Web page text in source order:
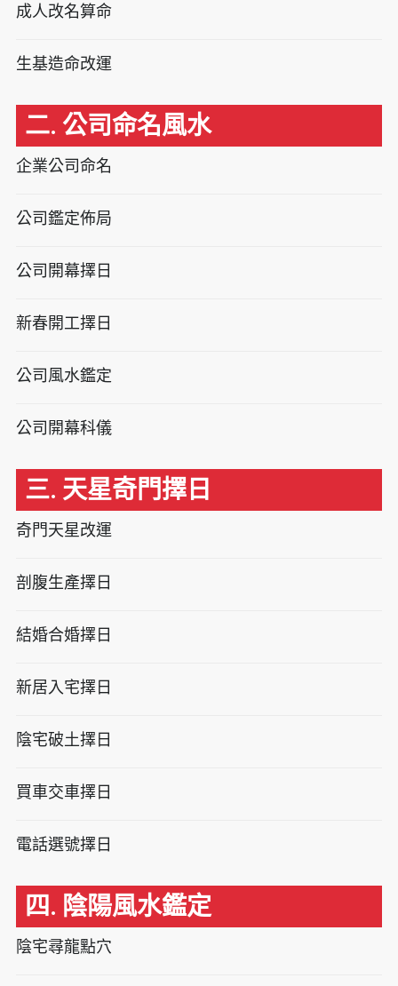
成人改名算命
生基造命改運
二. 公司命名風水
企業公司命名
公司鑑定佈局
公司開幕擇日
新春開工擇日
公司風水鑑定
公司開幕科儀
三. 天星奇門擇日
奇門天星改運
剖腹生產擇日
結婚合婚擇日
新居入宅擇日
陰宅破土擇日
買車交車擇日
電話選號擇日
四. 陰陽風水鑑定
陰宅尋龍點穴